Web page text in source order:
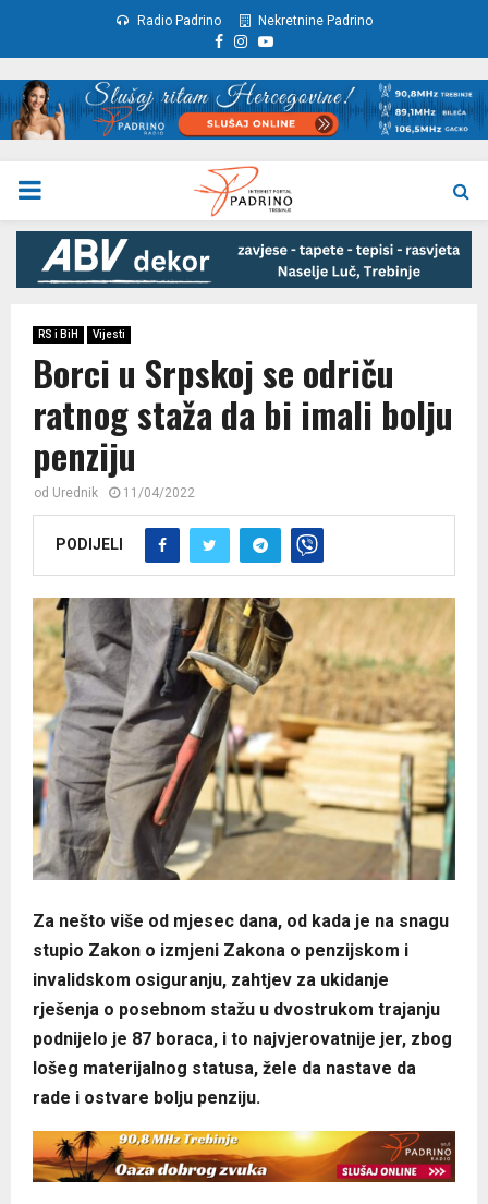
Radio Padrino Nekretnine Padrino
Facebook
Instagram
Youtube
PRIMARY
MENU
RS i BiH Vijesti
Borci u Srpskoj se odriču
ratnog staža da bi imali bolju
penziju
od Urednik 11/04/2022
PODIJELI
Za nešto više od mjesec dana, od kada je na snagu
stupio Zakon o izmjeni Zakona o penzijskom i
invalidskom osiguranju, zahtjev za ukidanje
rješenja o posebnom stažu u dvostrukom trajanju
podnijelo je 87 boraca, i to najvjerovatnije jer, zbog
lošeg materijalnog statusa, žele da nastave da
rade i ostvare bolju penziju.